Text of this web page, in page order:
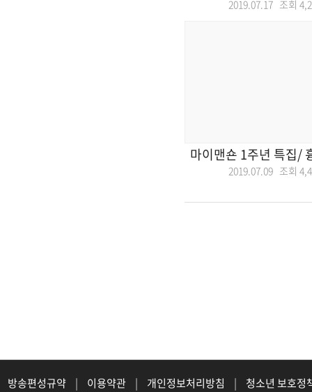
2019.07.17 조회
마이맨숀 1주년 특집/
2019.07.09 조회
방송편성규약 | 이용약관 | 개인정보처리방침 |
청소년 보호정